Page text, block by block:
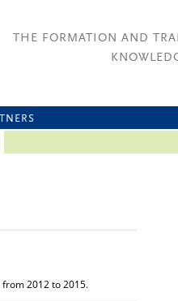
THE FORMATION AND
2012 to 2015.